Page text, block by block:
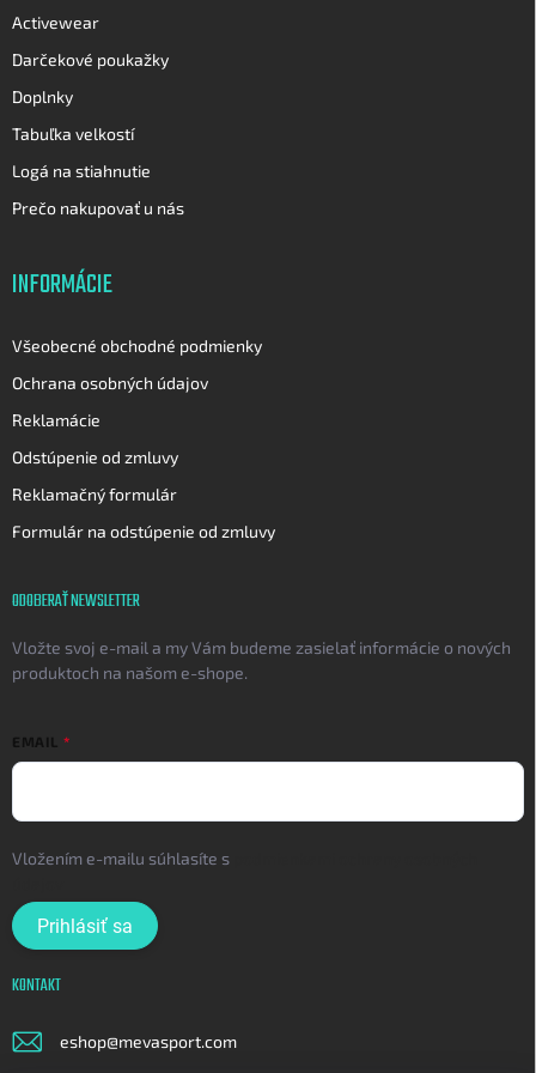
Activewear
Darčekové poukažky
Doplnky
Tabuľka velkostí
Logá na stiahnutie
Prečo nakupovať u nás
INFORMÁCIE
Všeobecné obchodné podmienky
Ochrana osobných údajov
Reklamácie
Odstúpenie od zmluvy
Reklamačný formulár
Formulár na odstúpenie od zmluvy
ODOBERAŤ NEWSLETTER
Vložte svoj e-mail a my Vám budeme zasielať informácie o nových
produktoch na našom e-shope.
EMAIL
Vložením e-mailu súhlasíte s
Prihlásiť sa
KONTAKT
eshop@mevasport.com